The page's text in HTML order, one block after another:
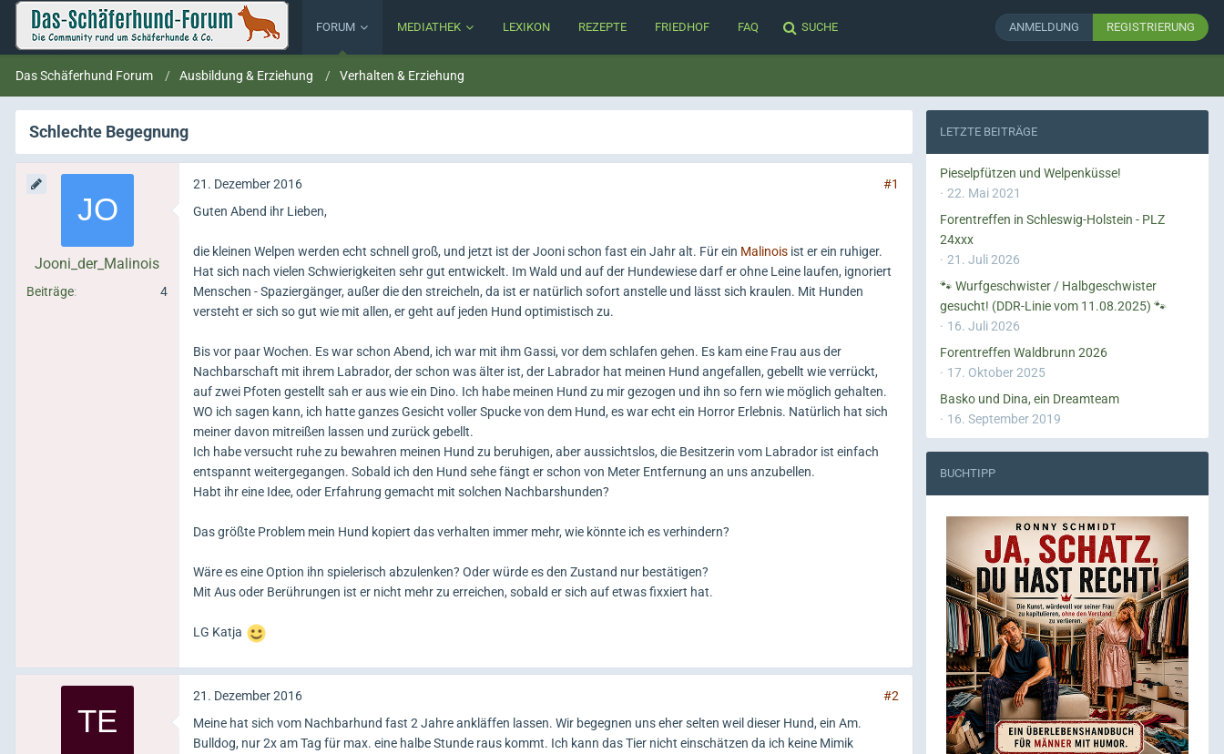
FORUM MEDIATHEK LEXIKON REZEPTE FRIEDHOF FAQ SUCHE ANMELDUNG REGISTRIERUNG
Das Schäferhund Forum Ausbildung & Erziehung Verhalten & Erziehung
Schlechte Begegnung
Jooni_der_Malinois
Beiträge 4
21. Dezember 2016
#1
Guten Abend ihr Lieben,
die kleinen Welpen werden echt schnell groß, und jetzt ist der Jooni schon fast ein Jahr alt. Für ein Malinois ist er ein ruhiger.
Hat sich nach vielen Schwierigkeiten sehr gut entwickelt. Im Wald und auf der Hundewiese darf er ohne Leine laufen, ignoriert
Menschen - Spaziergänger, außer die den streicheln, da ist er natürlich sofort anstelle und lässt sich kraulen. Mit Hunden
versteht er sich so gut wie mit allen, er geht auf jeden Hund optimistisch zu.
Bis vor paar Wochen. Es war schon Abend, ich war mit ihm Gassi, vor dem schlafen gehen. Es kam eine Frau aus der
Nachbarschaft mit ihrem Labrador, der schon was älter ist, der Labrador hat meinen Hund angefallen, gebellt wie verrückt,
auf zwei Pfoten gestellt sah er aus wie ein Dino. Ich habe meinen Hund zu mir gezogen und ihn so fern wie möglich gehalten.
WO ich sagen kann, ich hatte ganzes Gesicht voller Spucke von dem Hund, es war echt ein Horror Erlebnis. Natürlich hat sich
meiner davon mitreißen lassen und zurück gebellt.
Ich habe versucht ruhe zu bewahren meinen Hund zu beruhigen, aber aussichtslos, die Besitzerin vom Labrador ist einfach
entspannt weitergegangen. Sobald ich den Hund sehe fängt er schon von Meter Entfernung an uns anzubellen.
Habt ihr eine Idee, oder Erfahrung gemacht mit solchen Nachbarshunden?
Das größte Problem mein Hund kopiert das verhalten immer mehr, wie könnte ich es verhindern?
Wäre es eine Option ihn spielerisch abzulenken? Oder würde es den Zustand nur bestätigen?
Mit Aus oder Berührungen ist er nicht mehr zu erreichen, sobald er sich auf etwas fixxiert hat.
LG Katja
21. Dezember 2016
#2
Meine hat sich vom Nachbarhund fast 2 Jahre ankläffen lassen. Wir begegnen uns eher selten weil dieser Hund, ein Am.
Bulldog, nur 2x am Tag für max. eine halbe Stunde raus kommt. Ich kann das Tier nicht einschätzen da ich keine Mimik
LETZTE BEITRÄGE
Pieselpfützen und Welpenküsse!
22. Mai 2021
Forentreffen in Schleswig-Holstein - PLZ
24xxx
21. Juli 2026
🐾 Wurfgeschwister / Halbgeschwister
gesucht! (DDR-Linie vom 11.08.2025) 🐾
16. Juli 2026
Forentreffen Waldbrunn 2026
17. Oktober 2025
Basko und Dina, ein Dreamteam
16. September 2019
BUCHTIPP